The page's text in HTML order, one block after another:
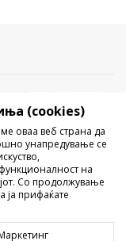
на содржината од
или целосно a се
содржини, ниту
се објавуваат или да
согласност од БДС.МК
(cookies)
оваа веб страна да
унапредување се
на
Со продолжување
ја прифаќате